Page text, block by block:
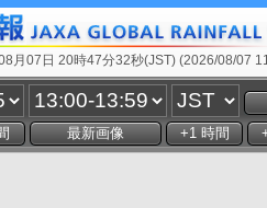
月07日 20時47分32秒(JST) (2026/08/07